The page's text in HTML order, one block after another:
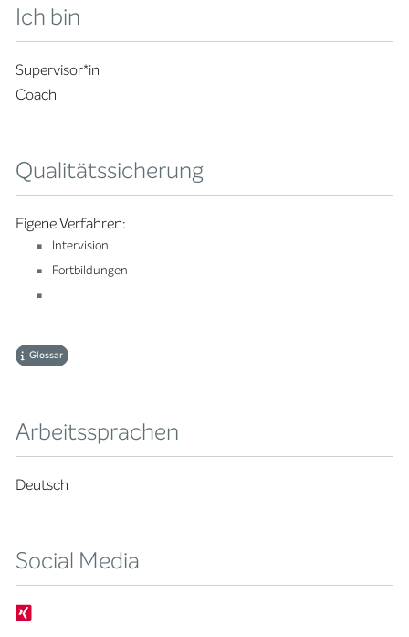
Ich bin
Supervisor*in
Coach
Qualitätssicherung
Eigene Verfahren:
Intervision
Fortbildungen
Glossar
Arbeitssprachen
Deutsch
Social Media